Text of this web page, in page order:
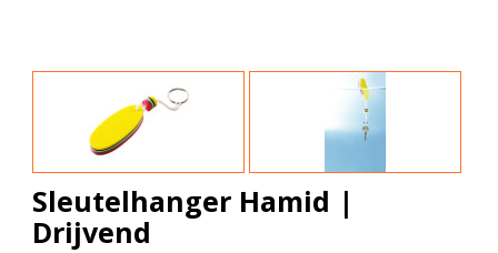
Sleutelhanger Hamid |
Drijvend